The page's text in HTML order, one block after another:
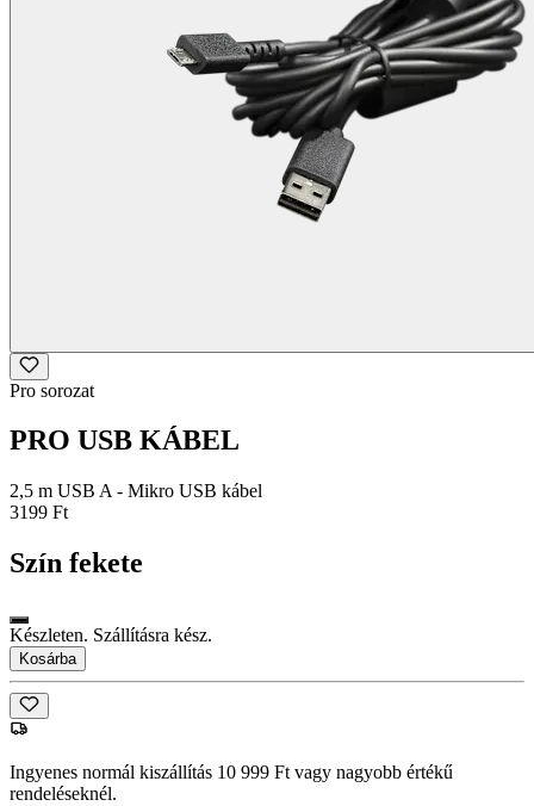
Pro sorozat
PRO USB KÁBEL
2,5 m USB A - Mikro USB kábel
3199 Ft
Szín fekete
Készleten. Szállításra kész.
Kosárba
Ingyenes normál kiszállítás 10 999 Ft vagy nagyobb értékű
rendeléseknél.